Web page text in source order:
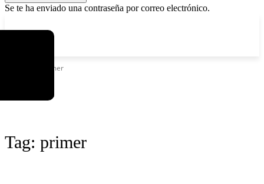
Se te ha enviado una contraseña por correo electrónico.
Primer
Tag: primer